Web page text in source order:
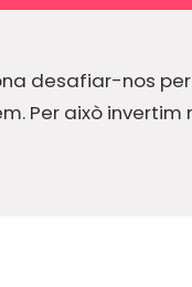
desafiar-nos
Per això invertim